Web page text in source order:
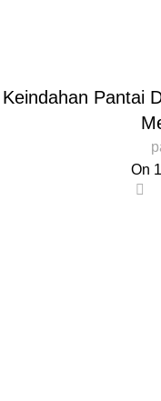
Keindahan Pantai
On